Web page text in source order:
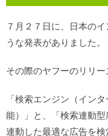
７月２７日に、日本の
うな発表がありました。
その際のヤフーのリリ
「検索エンジン（イン
能）」と、「検索連動
連動した最適な広告を